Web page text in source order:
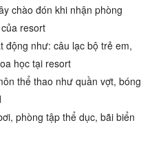
chào đón khi nhận phòng
resort
động như: câu lạc bộ trẻ em,
học tại resort
thể thao như quần vợt, bóng
phòng tập thể dục, bãi biển